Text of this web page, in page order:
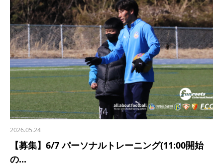
2026.05.24
【募集】6/7 パーソナルトレーニング(11:00開始
の...